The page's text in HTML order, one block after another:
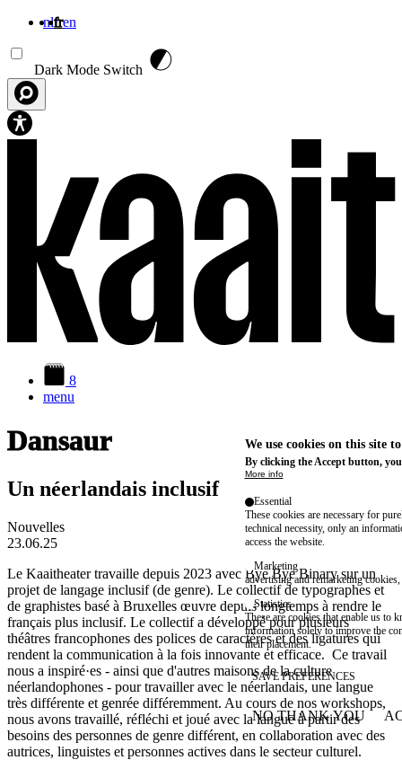
nlfren
Dark Mode Switch
8
menu
Dansaur
Un néerlandais inclusif
Nouvelles
23.06.25
Le Kaaitheater travaille depuis 2023 avec Bye Bye Binary sur un
projet de langage inclusif (de genre). Le collectif de typographes et
de graphistes basé à Bruxelles œuvre depuis longtemps à rendre le
français plus inclusif. Le collectif a développé pour plusieurs
théâtres francophones des polices de caractères et des ligatures qui
rendent la communication à la fois innovante et efficace. Ce travail
nous a inspiré·es - ainsi que d'autres maisons de la culture
néerlandophones - pour travailler avec le néerlandais, une langue
très différente et genrée différemment. Au cours de nos workshops,
nous avons travaillé, réfléchi et joué avec la langue à partir des
besoins des personnes de genre différent, en collaboration avec des
autrices, linguistes et personnes actives dans le secteur culturel.
We use cookies on this site
By clicking the Accept button,
More info
Essential
These cookies are necessary for
technical necessity, only an
access the website.
Marketing
advertising and remarketing cookies,
Statistics
These are cookies that enable us to
information solely to improve the
their placement.
SAVE PREFERENCES
NO THANK YOU
WITHDRAW